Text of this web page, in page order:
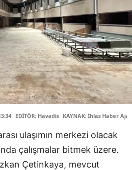
EDİTÖR: Havadis KAYNAK: İhlas Haber
ulaşımın merkezi olacak
çalışmalar bitmek üzere.
Çetinkaya, mevcut